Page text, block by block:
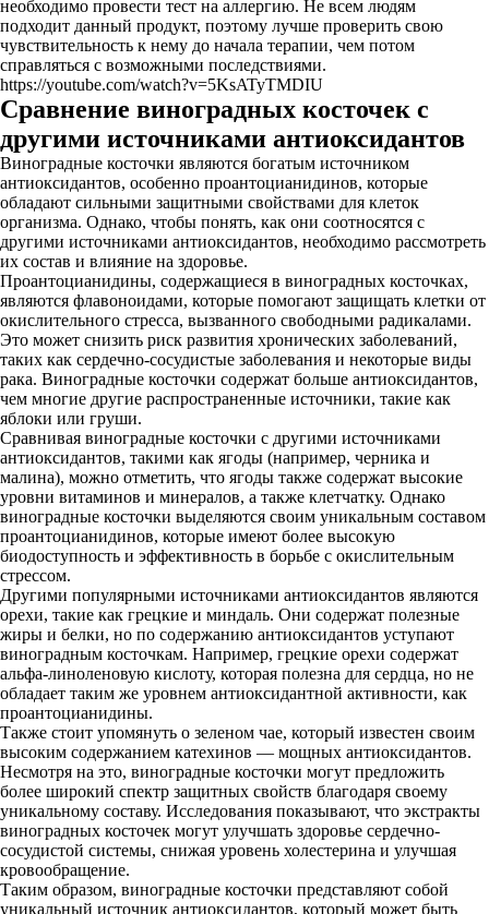
необходимо провести тест на аллергию. Не всем людям
подходит данный продукт, поэтому лучше проверить свою
чувствительность к нему до начала терапии, чем потом
справляться с возможными последствиями.
https://youtube.com/watch?v=5KsATyTMDIU
Сравнение виноградных косточек с
другими источниками антиоксидантов
Виноградные косточки являются богатым источником
антиоксидантов, особенно проантоцианидинов, которые
обладают сильными защитными свойствами для клеток
организма. Однако, чтобы понять, как они соотносятся с
другими источниками антиоксидантов, необходимо рассмотреть
их состав и влияние на здоровье.
Проантоцианидины, содержащиеся в виноградных косточках,
являются флавоноидами, которые помогают защищать клетки от
окислительного стресса, вызванного свободными радикалами.
Это может снизить риск развития хронических заболеваний,
таких как сердечно-сосудистые заболевания и некоторые виды
рака. Виноградные косточки содержат больше антиоксидантов,
чем многие другие распространенные источники, такие как
яблоки или груши.
Сравнивая виноградные косточки с другими источниками
антиоксидантов, такими как ягоды (например, черника и
малина), можно отметить, что ягоды также содержат высокие
уровни витаминов и минералов, а также клетчатку. Однако
виноградные косточки выделяются своим уникальным составом
проантоцианидинов, которые имеют более высокую
биодоступность и эффективность в борьбе с окислительным
стрессом.
Другими популярными источниками антиоксидантов являются
орехи, такие как грецкие и миндаль. Они содержат полезные
жиры и белки, но по содержанию антиоксидантов уступают
виноградным косточкам. Например, грецкие орехи содержат
альфа-линоленовую кислоту, которая полезна для сердца, но не
обладает таким же уровнем антиоксидантной активности, как
проантоцианидины.
Также стоит упомянуть о зеленом чае, который известен своим
высоким содержанием катехинов — мощных антиоксидантов.
Несмотря на это, виноградные косточки могут предложить
более широкий спектр защитных свойств благодаря своему
уникальному составу. Исследования показывают, что экстракты
виноградных косточек могут улучшать здоровье сердечно-
сосудистой системы, снижая уровень холестерина и улучшая
кровообращение.
Таким образом, виноградные косточки представляют собой
уникальный источник антиоксидантов, который может быть